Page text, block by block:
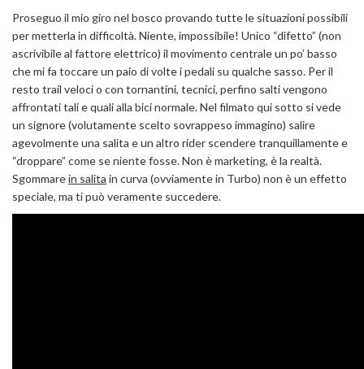
Proseguo il mio giro nel bosco provando tutte le situazioni possibili
per metterla in difficoltà. Niente, impossibile! Unico “difetto” (non
ascrivibile al fattore elettrico) il movimento centrale un po’ basso
che mi fa toccare un paio di volte i pedali su qualche sasso. Per il
resto trail veloci o con tornantini, tecnici, perfino salti vengono
affrontati tali e quali alla bici normale. Nel filmato qui sotto si vede
un signore (volutamente scelto sovrappeso immagino) salire
agevolmente una salita e un altro rider scendere tranquillamente e
“droppare” come se niente fosse. Non è marketing, è la realtà.
Sgommarein salita in curva (ovviamente in Turbo) non è un effetto
speciale, ma ti può veramente succedere.